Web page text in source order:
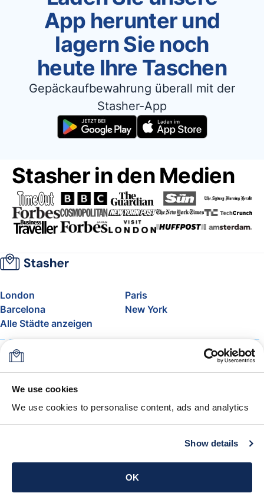
We use cookies
We use cookies to personalise content, ads and analytics
Show details
OK
App herunter und
lagern Sie noch
heute Ihre Taschen
Gepäckaufbewahrung überall mit der
Stasher-App
Stasher in den Medien
London
Paris
Barcelona
New York
Alle Städte anzeigen
Über uns
FAQ
Support
Blog
Freigepäck bei Airlines
Die Stasher-Garantie
AGB
App holen